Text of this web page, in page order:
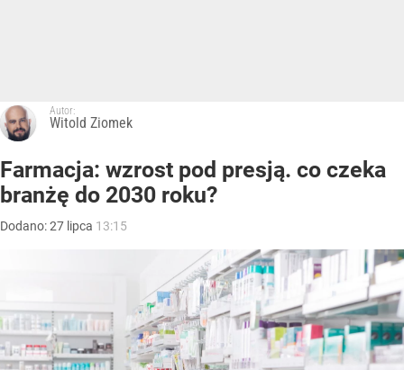
Autor:
Witold Ziomek
Farmacja: wzrost pod presją. co czeka
branżę do 2030 roku?
Dodano:27 lipca 13:15